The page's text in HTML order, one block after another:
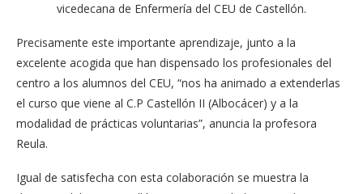
vicedecana de Enfermería del CEU de Castellón.
Precisamente este importante aprendizaje, junto a la
excelente acogida que han dispensado los profesionales del
centro a los alumnos del CEU, “nos ha animado a extenderlas
el curso que viene al C.P Castellón II (Albocácer) y a la
modalidad de prácticas voluntarias”, anuncia la profesora
Reula.
Igual de satisfecha con esta colaboración se muestra la